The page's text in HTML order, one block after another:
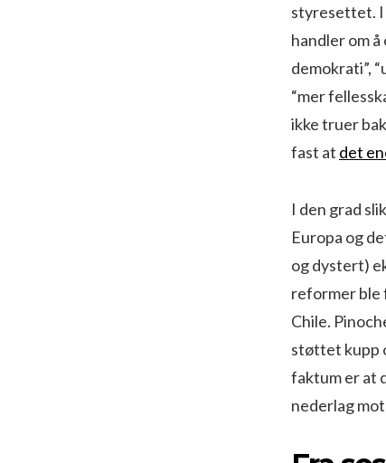
styresettet. I
handler om
demokrati”,
“mer
ikke truer
fast at det
I den grad
Europa og
og dystert)
reformer ble
Chile.
støttet kupp
faktum er at
nederlag